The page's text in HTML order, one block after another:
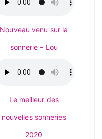
Nouveau venu sur la
sonnerie – Lou
Le meilleur des
nouvelles sonneries
2020